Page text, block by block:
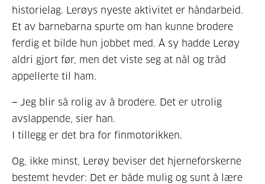
historielag. Lerøys nyeste aktivitet er håndarbeid.
Et av barnebarna spurte om han kunne brodere
ferdig et bilde hun jobbet med. Å sy hadde Lerøy
aldri gjort før, men det viste seg at nål og tråd
appellerte til ham.
− Jeg blir så rolig av å brodere. Det er utrolig
avslappende, sier han.
I tillegg er det bra for finmotorikken.
Og, ikke minst, Lerøy beviser det hjerneforskerne
bestemt hevder: Det er både mulig og sunt å lære